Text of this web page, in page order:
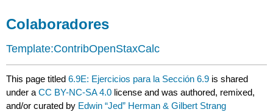
Colaboradores
Template:ContribOpenStaxCalc
This page titled6.9E: Ejercicios para la Sección 6.9 is shared
under aCC BY-NC-SA 4.0 license and was authored, remixed,
and/or curated by Edwin “Jed” Herman & Gilbert Strang